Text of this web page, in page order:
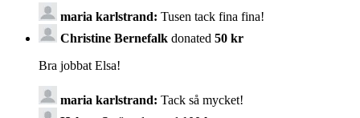
maria karlstrand: Tusen tack fina fina!
Christine Bernefalk donated 50 kr
Bra jobbat Elsa!
maria karlstrand: Tack så mycket!